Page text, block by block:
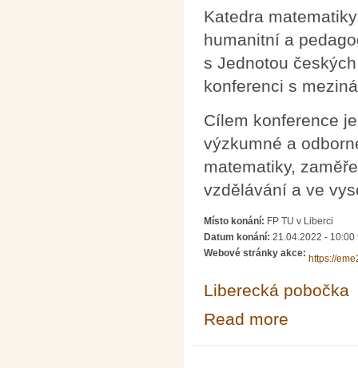
Katedra
humanitní a
s Jednotou
konferenci s
Cílem konference
výzkumné a
matematiky,
vzdělávání a ve
Místo konání: FP TU v Liberci
Datum konání: 21.04.2022 - 10:00
Webové stránky akce:
https://
Liberecká pobočka
Read more